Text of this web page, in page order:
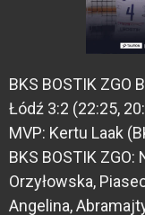
BKS BOSTIK ZGO
Łódź 3:2 (22:25,
MVP: Kertu Laak
BKS BOSTIK
Orzyłowska,
Angelina,